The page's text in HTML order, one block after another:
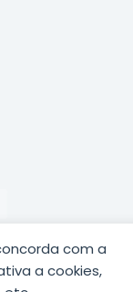
com a
a cookies,